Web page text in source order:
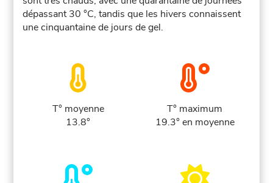
dépassant 30 °C, tandis que les hivers connaissent
une cinquantaine de jours de gel.
T° moyenne
13.8°
T° maximum
19.3° en moyenne